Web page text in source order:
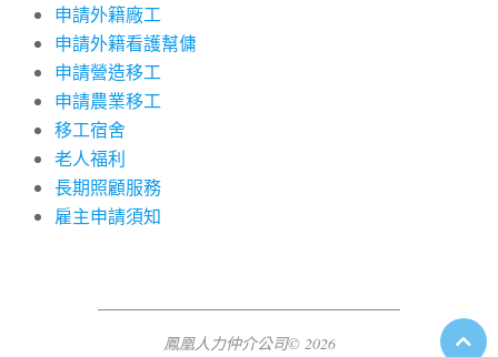
申請外籍廠工
申請外籍看護幫傭
申請營造移工
申請農業移工
移工宿舍
老人福利
長期照顧服務
雇主申請須知
鳳凰人力仲介公司© 2026